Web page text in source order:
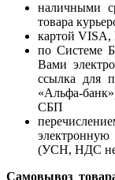
наличными
товара
картой
по Системе
Вами
ссылка для
«Альфа-
СБП
(УСН, НДС не
Самовывоз